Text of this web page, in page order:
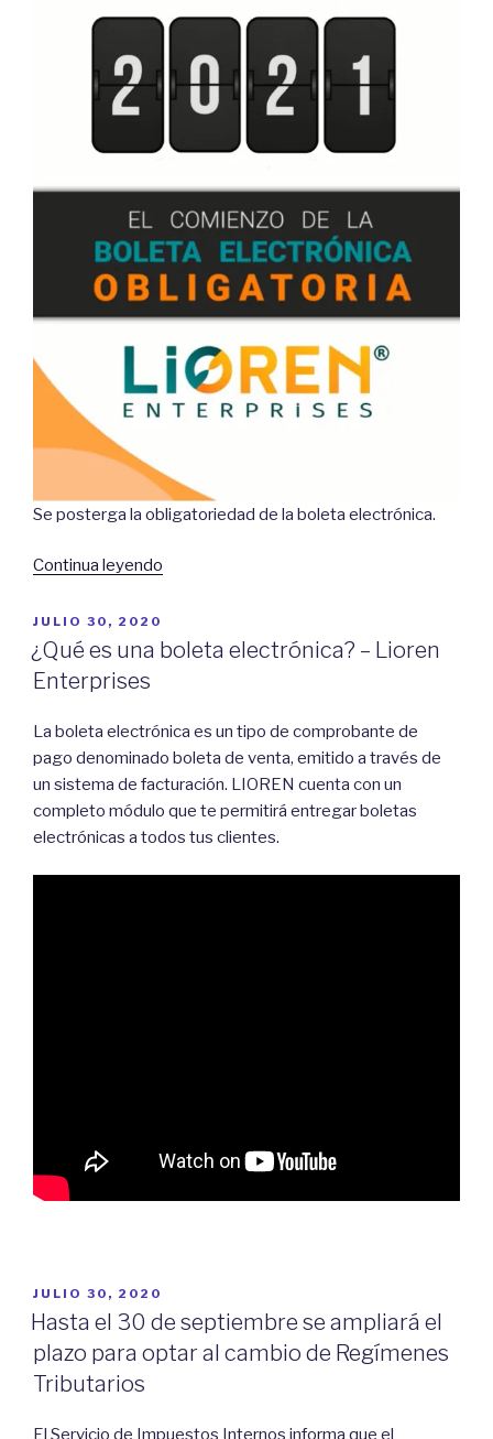
Se posterga la obligatoriedad de la boleta electrónica.
Continua leyendo
obligatoriedad
boleta
electrónica”
POSTED
ON
JULIO 30, 2020
¿Qué es una boleta electrónica? – Lioren
Enterprises
La boleta electrónica es un tipo de comprobante de
pago denominado boleta de venta, emitido a través de
un sistema de facturación. LIOREN cuenta con un
completo módulo que te permitirá entregar boletas
electrónicas a todos tus clientes.
POSTED
ON
JULIO 30, 2020
Hasta el 30 de septiembre se ampliará el
plazo para optar al cambio de Regímenes
Tributarios
El Servicio de Impuestos Internos informa que el